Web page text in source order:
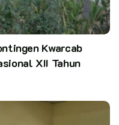
Kwarcab
XII Tahun